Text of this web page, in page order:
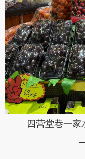
四营堂巷一